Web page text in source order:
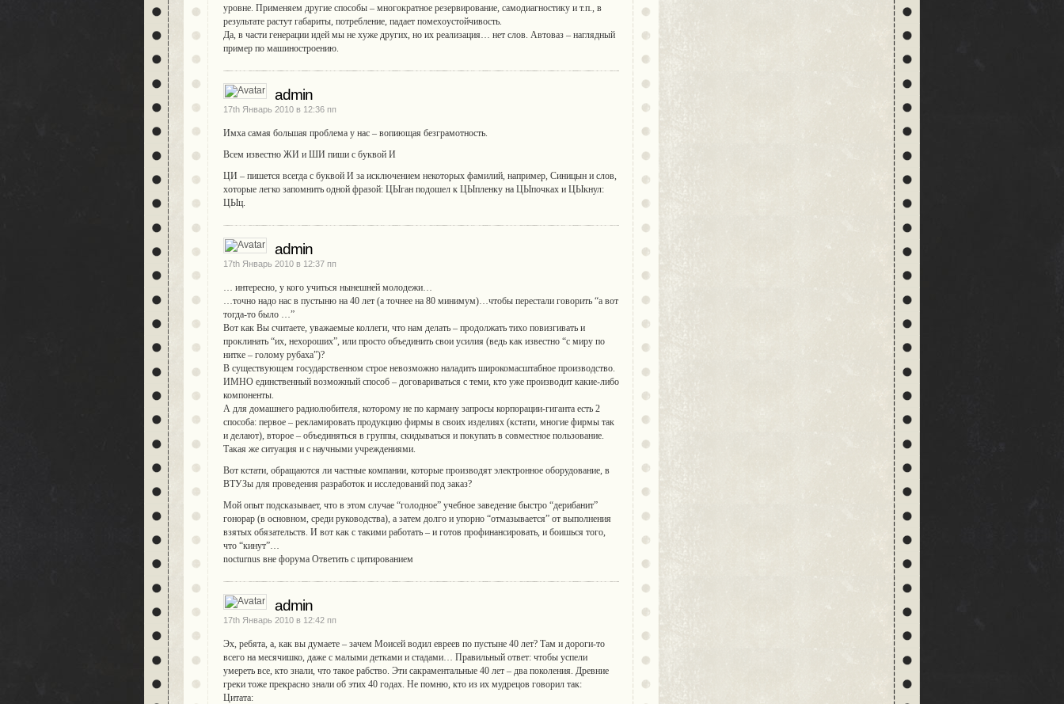
уровне. Применяем другие способы – многократное резервирование, самодиагностику и т.п., в
результате растут габариты, потребление, падает помехоустойчивость.
Да, в части генерации идей мы не хуже других, но их реализация… нет слов. Автоваз – наглядный
пример по машиностроению.
admin
17th Январь 2010 в 12:36 пп
Имха самая большая проблема у нас – вопиющая безграмотность.
Всем известно ЖИ и ШИ пиши с буквой И
ЦИ – пишется всегда с буквой И за исключением некоторых фамилий, например, Синицын и слов,
хоторые легко запомнить одной фразой: ЦЫган подошел к ЦЫпленку на ЦЫпочках и ЦЫкнул:
ЦЫц.
admin
17th Январь 2010 в 12:37 пп
… интересно, у кого учиться нынешней молодежи…
…точно надо нас в пустыню на 40 лет (а точнее на 80 минимум)…чтобы перестали говорить “а вот
тогда-то было …”
Вот как Вы считаете, уважаемые коллеги, что нам делать – продолжать тихо повизгивать и
проклинать “их, нехороших”, или просто объединить свои усилия (ведь как известно “с миру по
нитке – голому рубаха”)?
В существующем государственном строе невозможно наладить широкомасштабное производство.
ИМНО единственный возможный способ – договариваться с теми, кто уже производит какие-либо
компоненты.
А для домашнего радиолюбителя, которому не по карману запросы корпорации-гиганта есть 2
способа: первое – рекламировать продукцию фирмы в своих изделиях (кстати, многие фирмы так
и делают), второе – объединяться в группы, скидываться и покупать в совместное пользование.
Такая же ситуация и с научными учреждениями.
Вот кстати, обращаются ли частные компании, которые производят электронное оборудование, в
ВТУЗы для проведения разработок и исследований под заказ?
Мой опыт подсказывает, что в этом случае “голодное” учебное заведение быстро “дерибанит”
гонорар (в основном, среди руководства), а затем долго и упорно “отмазывается” от выполнения
взятых обязательств. И вот как с такими работать – и готов профинансировать, и боишься того,
что “кинут”…
nocturnus вне форума Ответить с цитированием
admin
17th Январь 2010 в 12:42 пп
Эх, ребята, а, как вы думаете – зачем Моисей водил евреев по пустыне 40 лет? Там и дороги-то
всего на месячишко, даже с малыми детками и стадами… Правильный ответ: чтобы успели
умереть все, кто знали, что такое рабство. Эти сакраментальные 40 лет – два поколения. Древние
греки тоже прекрасно знали об этих 40 годах. Не помню, кто из их мудрецов говорил так:
Цитата: